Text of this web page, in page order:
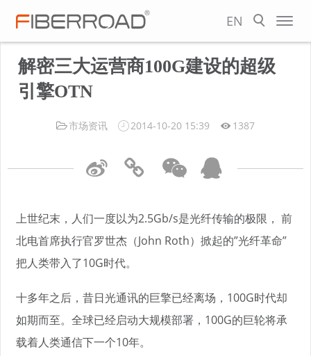
EN
解密三大运营商100G建设的超级
引擎OTN
市场资讯 2014-10-20 15:39 1387
上世纪末，人们一度以为2.5Gb/s是光纤传输的极限， 前
北电首席执行官罗世杰（John Roth）掀起的”光纤革命”
把人类带入了10G时代。
十多年之后，昔日光通讯的巨擎已经离场，100G时代却
如期而至。全球已经启动大规模部署，100G的巨轮将承
载着人类通信下一个10年。